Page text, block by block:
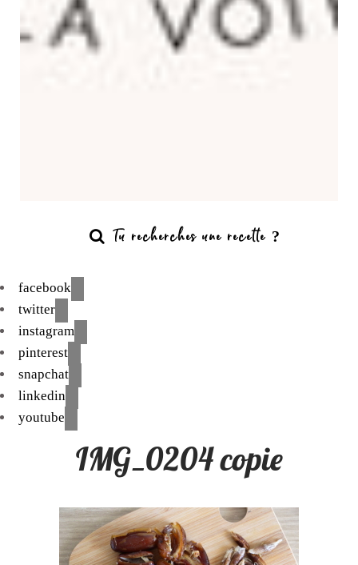
facebook
twitter
instagram
pinterest
snapchat
linkedin
youtube
IMG_0204 copie